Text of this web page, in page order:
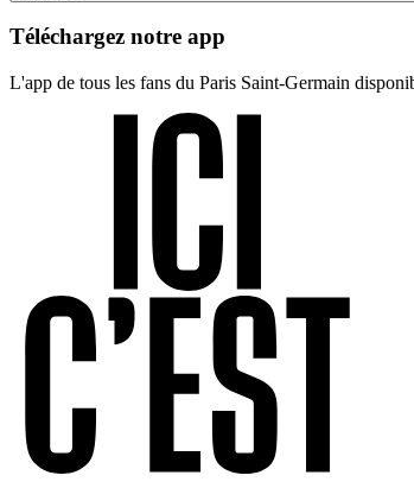
Téléchargez notre app
L'app de tous les fans du Paris Saint-Germain